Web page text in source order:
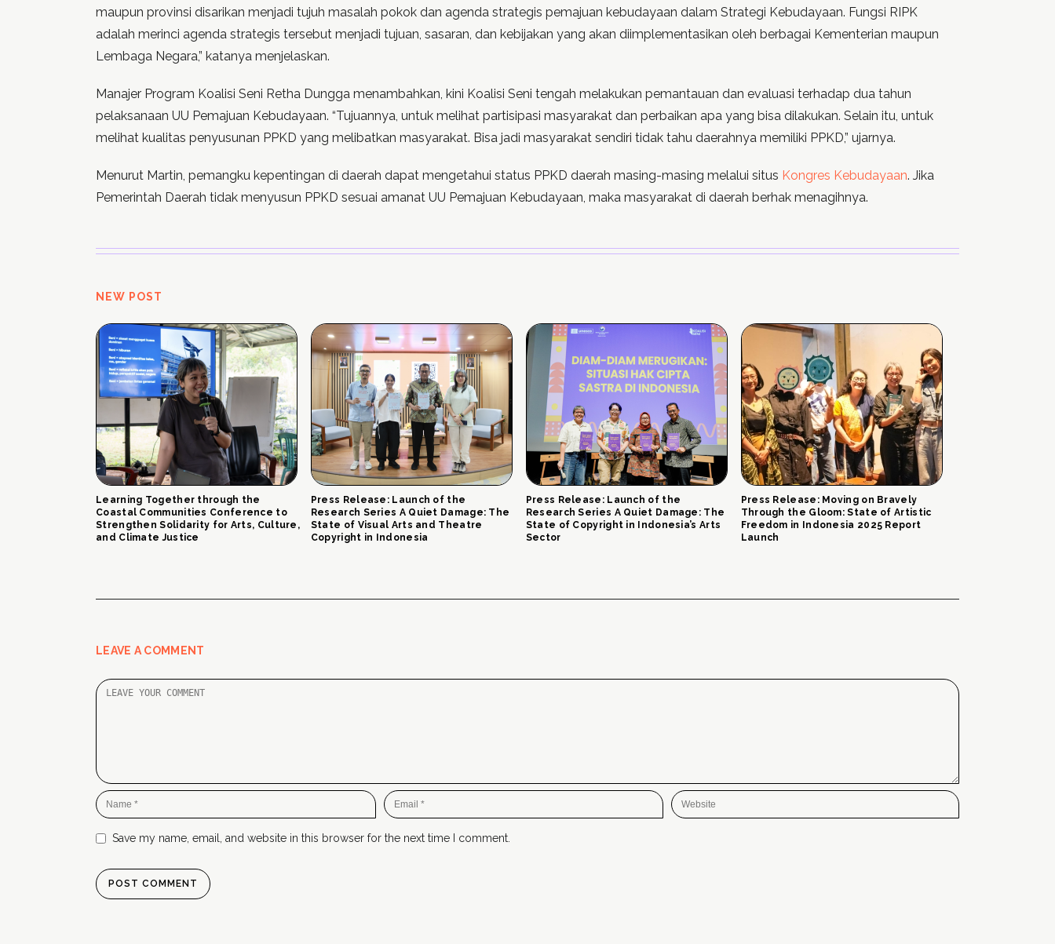
maupun provinsi disarikan menjadi tujuh masalah pokok dan agenda strategis pemajuan kebudayaan dalam Strategi Kebudayaan. Fungsi RIPK
adalah merinci agenda strategis tersebut menjadi tujuan, sasaran, dan kebijakan yang akan diimplementasikan oleh berbagai Kementerian maupun
Lembaga Negara,” katanya menjelaskan.
Manajer Program Koalisi Seni Retha Dungga menambahkan, kini Koalisi Seni tengah melakukan pemantauan dan evaluasi terhadap dua tahun
pelaksanaan UU Pemajuan Kebudayaan. “Tujuannya, untuk melihat partisipasi masyarakat dan perbaikan apa yang bisa dilakukan. Selain itu, untuk
melihat kualitas penyusunan PPKD yang melibatkan masyarakat. Bisa jadi masyarakat sendiri tidak tahu daerahnya memiliki PPKD,” ujarnya.
Menurut Martin, pemangku kepentingan di daerah dapat mengetahui status PPKD daerah masing-masing melalui situs Kongres Kebudayaan. Jika
Pemerintah Daerah tidak menyusun PPKD sesuai amanat UU Pemajuan Kebudayaan, maka masyarakat di daerah berhak menagihnya.
NEW POST
Learning Together through the
Coastal Communities Conference to
Strengthen Solidarity for Arts, Culture,
and Climate Justice
Press Release: Launch of the
Research Series A Quiet Damage: The
State of Visual Arts and Theatre
Copyright in Indonesia
Press Release: Launch of the
Research Series A Quiet Damage: The
State of Copyright in Indonesia’s Arts
Sector
Press Release: Moving on Bravely
Through the Gloom: State of Artistic
Freedom in Indonesia 2025 Report
Launch
LEAVE A COMMENT
Save my name, email, and website in this browser for the next time I comment.